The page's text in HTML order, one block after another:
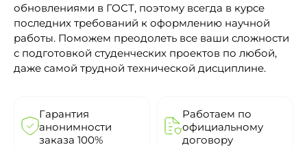
обновлениями в ГОСТ, поэтому всегда в курсе
последних требований к оформлению научной
работы. Поможем преодолеть все ваши сложности
с подготовкой студенческих проектов по любой,
даже самой трудной технической дисциплине.
Гарантия
анонимности
заказа 100%
Работаем по
официальному
договору